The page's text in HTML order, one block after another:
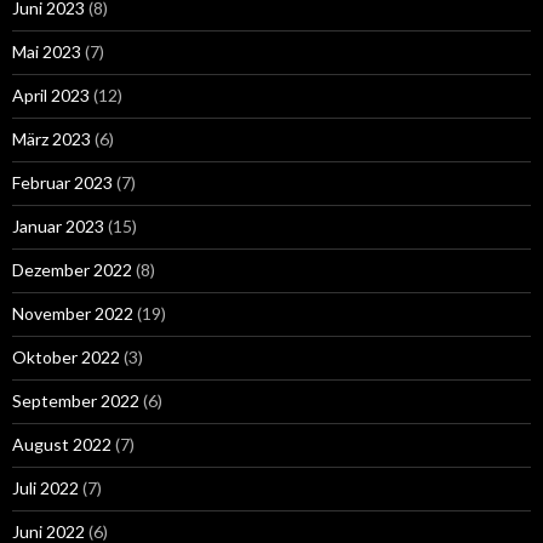
Juni 2023 (8)
Mai 2023 (7)
April 2023 (12)
März 2023 (6)
Februar 2023 (7)
Januar 2023 (15)
Dezember 2022 (8)
November 2022 (19)
Oktober 2022 (3)
September 2022 (6)
August 2022 (7)
Juli 2022 (7)
Juni 2022 (6)